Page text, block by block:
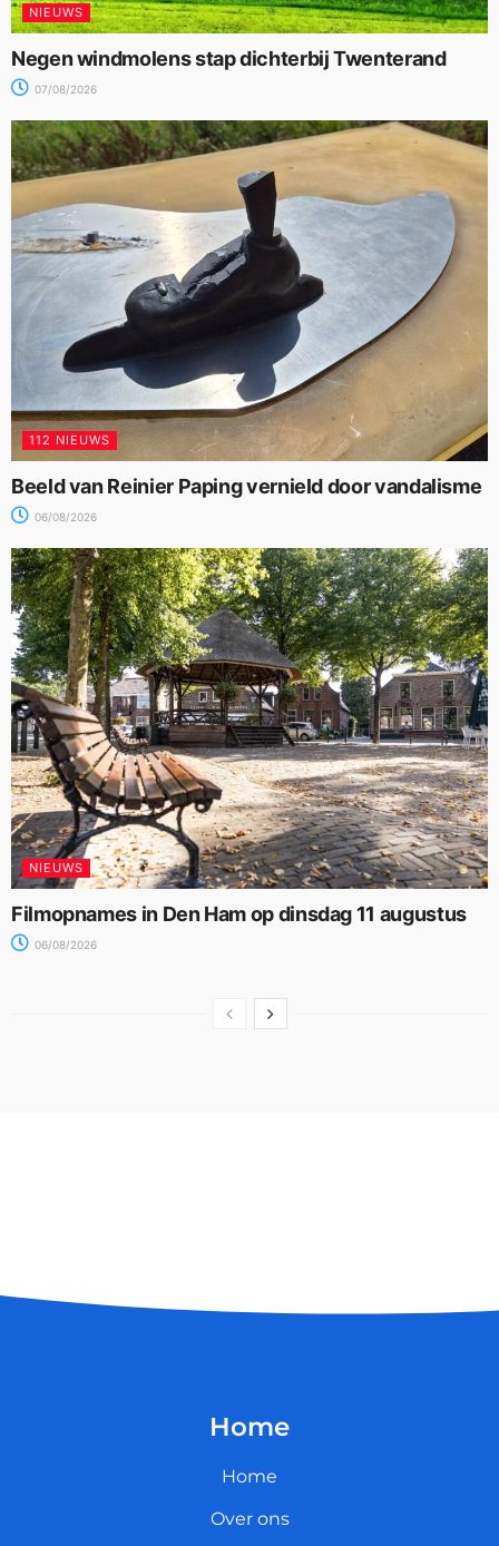
NIEUWS
Negen windmolens stap dichterbij Twenterand
07/08/2026
112 NIEUWS
Beeld van Reinier Paping vernield door vandalisme
06/08/2026
NIEUWS
Filmopnames in Den Ham op dinsdag 11 augustus
06/08/2026
Home
Home
Over ons